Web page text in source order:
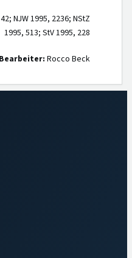
NJW 1995, 2236; NStZ
1995, 513; StV 1995, 228
Bearbeiter: Rocco Beck